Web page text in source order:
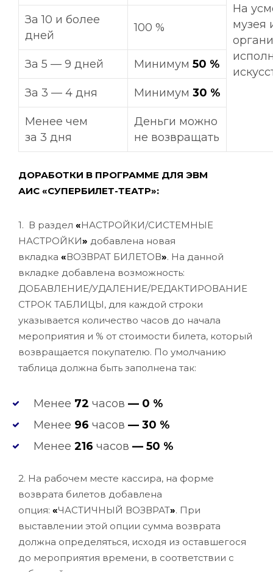
На
музея
За 10 и более
дней
100 %
За 5 — 9 дней Минимум 50 %
За 3 — 4 дня Минимум 30 %
Менее чем
за 3 дня
Деньги можно
не возвращать
ДОРАБОТКИ В ПРОГРАММЕ ДЛЯ ЭВМ
АИС «СУПЕРБИЛЕТ-ТЕАТР»:
1. В раздел «НАСТРОЙКИ/СИСТЕМНЫЕ
НАСТРОЙКИ» добавлена новая
вкладка «ВОЗВРАТ БИЛЕТОВ». На данной
вкладке добавлена возможность:
ДОБАВЛЕНИЕ/УДАЛЕНИЕ/РЕДАКТИРОВАНИЕ
СТРОК ТАБЛИЦЫ, для каждой строки
указывается количество часов до начала
мероприятия и % от стоимости билета, который
возвращается покупателю. По умолчанию
таблица должна быть заполнена так:
Менее 72 часов — 0 %
Менее 96 часов — 30 %
Менее 216 часов — 50 %
2. На рабочем месте кассира, на форме
возврата билетов добавлена
опция: «ЧАСТИЧНЫЙ ВОЗВРАТ». При
выставлении этой опции сумма возврата
должна определяться, исходя из оставшегося
до мероприятия времени, в соответствии с